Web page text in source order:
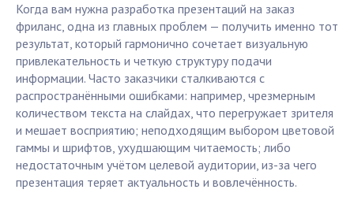
Когда вам нужна разработка презентаций на заказ
фриланс, одна из главных проблем — получить именно тот
результат, который гармонично сочетает визуальную
привлекательность и четкую структуру подачи
информации. Часто заказчики сталкиваются с
распространёнными ошибками: например, чрезмерным
количеством текста на слайдах, что перегружает зрителя
и мешает восприятию; неподходящим выбором цветовой
гаммы и шрифтов, ухудшающим читаемость; либо
недостаточным учётом целевой аудитории, из-за чего
презентация теряет актуальность и вовлечённость.